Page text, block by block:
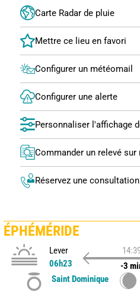
Carte Radar de pluie
Configurer un météomail
Configurer une alerte
Personnaliser l'affichage
Commander un relevé sur
Réservez une
ÉPHÉMÉRIDE
Lever
06h23
-3
Saint Dominique